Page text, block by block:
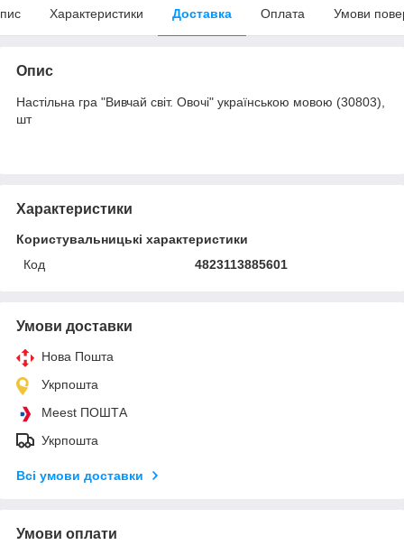
Характеристики Доставка Оплата Умови
Опис
Настільна гра "Вивчай світ. Овочі" українською мовою (30803),
шт
Характеристики
Користувальницькі характеристики
Код
4823113885601
Умови доставки
Нова Пошта
Укрпошта
Meest ПОШТА
Укрпошта
Всі умови доставки
Умови оплати